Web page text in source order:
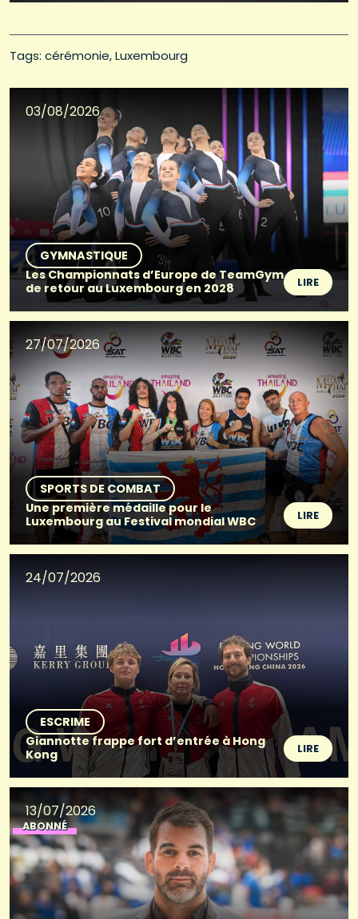
Tags: cérémonie Luxembourg
03/08/2026
GYMNASTIQUE
Les Championnats d’Europe de TeamGym
de retour au Luxembourg en 2028
LIRE
27/07/2026
SPORTS DE COMBAT
Une première médaille pour le
Luxembourg au Festival mondial WBC
LIRE
24/07/2026
ESCRIME
Giannotte frappe fort d’entrée à Hong
Kong
LIRE
13/07/2026
ABONNÉ